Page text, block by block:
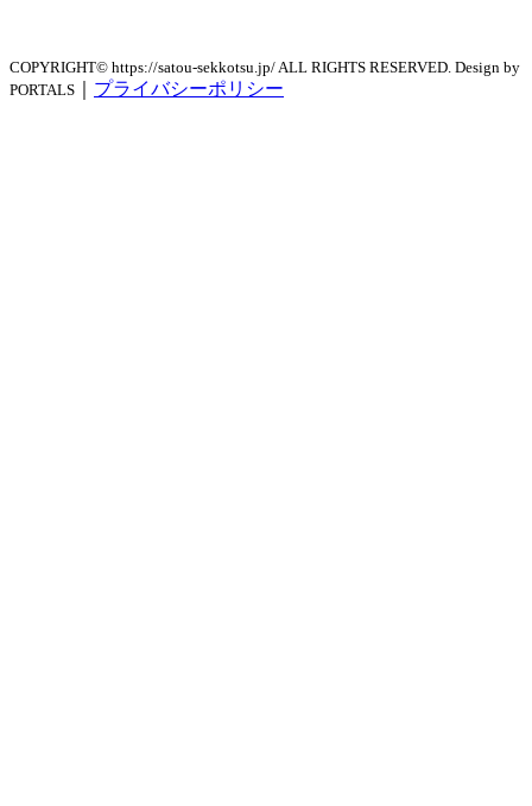
COPYRIGHT© https://satou-sekkotsu.jp/ ALL RIGHTS RESERVED. Design by
PORTALS
プライバシーポリシー